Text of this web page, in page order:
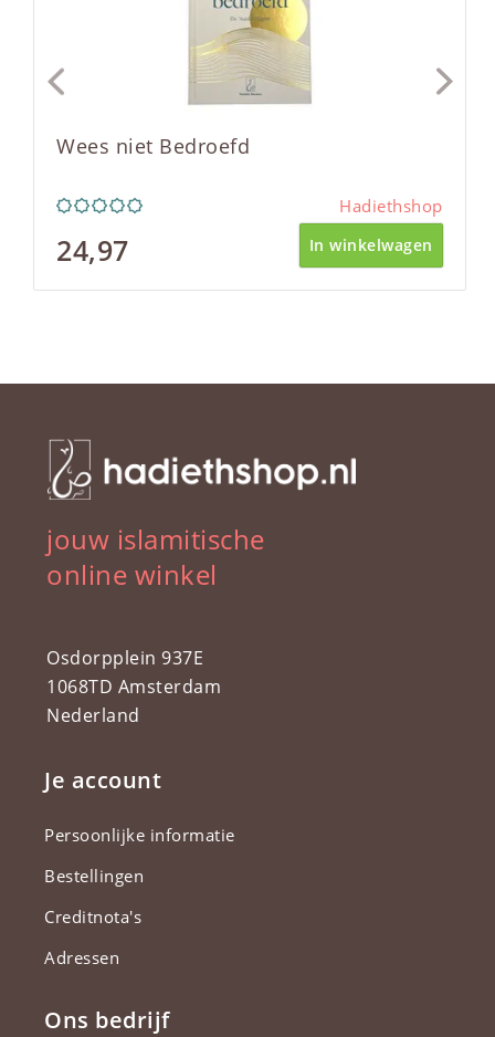
Wees niet Bedroefd
Hadiethshop
24,97 In winkelwagen
jouw islamitische
online winkel
Osdorpplein 937E
1068TD Amsterdam
Nederland
Je account
Persoonlijke informatie
Bestellingen
Creditnota's
Adressen
Ons bedrijf